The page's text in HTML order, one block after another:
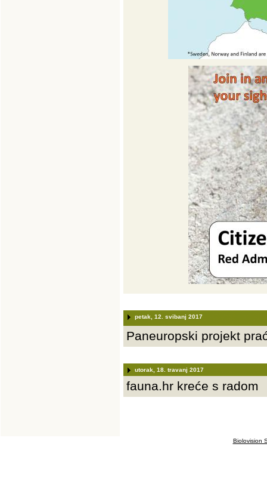
petak, 12. svibanj 2017
Paneuropski projekt
utorak, 18. travanj 2017
fauna.hr kreće s radom
Biolovision